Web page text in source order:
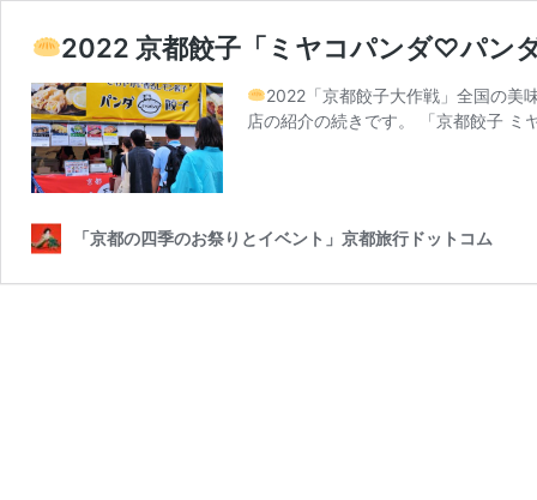
2022 京都餃子「ミヤコパンダ♡パン
2022「京都餃子大作戦」全国の美
店の紹介の続きです。 「京都餃子 ミ
「京都の四季のお祭りとイベント」京都旅行ドットコム